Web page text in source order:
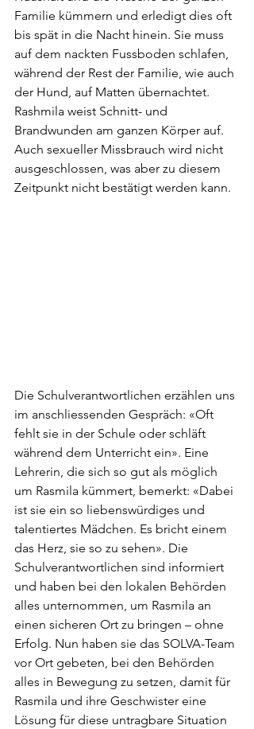
Familie kümmern und erledigt dies oft
bis spät in die Nacht hinein. Sie muss
auf dem nackten Fussboden schlafen,
während der Rest der Familie, wie auch
der Hund, auf Matten übernachtet.
Rashmila weist Schnitt- und
Brandwunden am ganzen Körper auf.
Auch sexueller Missbrauch wird nicht
ausgeschlossen, was aber zu diesem
Zeitpunkt nicht bestätigt werden kann.
Die Schulverantwortlichen erzählen uns
im anschliessenden Gespräch: «Oft
fehlt sie in der Schule oder schläft
während dem Unterricht ein». Eine
Lehrerin, die sich so gut als möglich
um Rasmila kümmert, bemerkt: «Dabei
ist sie ein so liebenswürdiges und
talentiertes Mädchen. Es bricht einem
das Herz, sie so zu sehen». Die
Schulverantwortlichen sind informiert
und haben bei den lokalen Behörden
alles unternommen, um Rasmila an
einen sicheren Ort zu bringen – ohne
Erfolg. Nun haben sie das SOLVA-Team
vor Ort gebeten, bei den Behörden
alles in Bewegung zu setzen, damit für
Rasmila und ihre Geschwister eine
Lösung für diese untragbare Situation